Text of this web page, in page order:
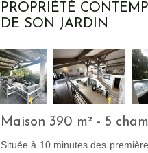
PROPRIÉTÉ
DE SON JARDIN
Maison 390 m² - 5
Située à 10 minutes des